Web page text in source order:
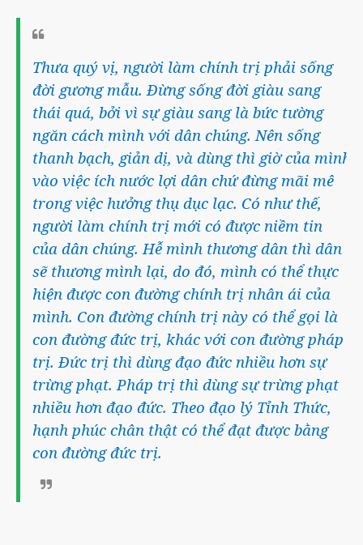
Thưa quý vị, người làm chính trị phải sống
đời gương mẫu. Đừng sống đời giàu sang
thái quá, bởi vì sự giàu sang là bức tường
ngăn cách mình với dân chúng. Nên sống
thanh bạch, giản dị, và dùng thì giờ của mình
vào việc ích nước lợi dân chứ đừng mãi mê
trong việc hưởng thụ dục lạc. Có như thế,
người làm chính trị mới có được niềm tin
của dân chúng. Hễ mình thương dân thì dân
sẽ thương mình lại, do đó, mình có thể thực
hiện được con đường chính trị nhân ái của
mình. Con đường chính trị này có thể gọi là
con đường đức trị, khác với con đường pháp
trị. Đức trị thì dùng đạo đức nhiều hơn sự
trừng phạt. Pháp trị thì dùng sự trừng phạt
nhiều hơn đạo đức. Theo đạo lý Tỉnh Thức,
hạnh phúc chân thật có thể đạt được bằng
con đường đức trị.